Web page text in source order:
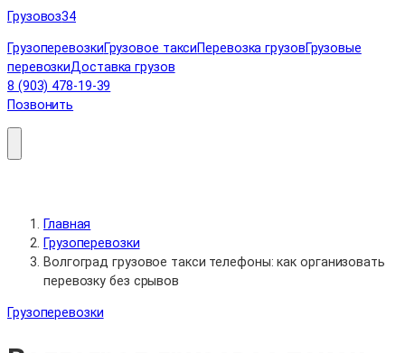
Перейти
содержимому
Грузовоз34
ГрузоперевозкиГрузовое таксиПеревозка грузовГрузовые
перевозкиДоставка грузов
8 (903) 478-19-39
Позвонить
Главная
Грузоперевозки
Волгоград грузовое такси телефоны: как организовать
перевозку без срывов
Грузоперевозки